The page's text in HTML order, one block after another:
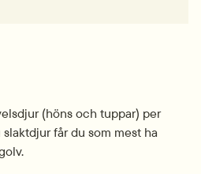
(höns och tuppar) per
får du som mest ha